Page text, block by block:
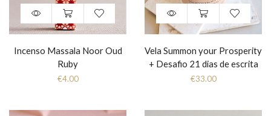
Incenso Massala Noor Oud
Ruby
€4.00
Vela Summon your Prosperity
+ Desafio 21 dias de escrita
€33.00